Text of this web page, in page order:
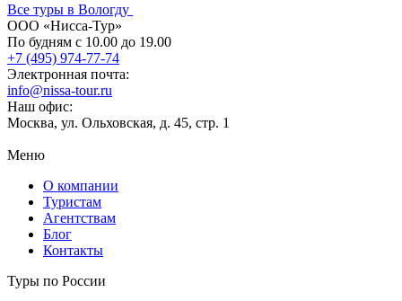
Все туры в Вологду
ООО «Нисса-Тур»
По будням с 10.00 до 19.00
+7 (495) 974-77-74
Электронная почта:
info@nissa-tour.ru
Наш офис:
Москва, ул. Ольховская, д. 45, стр. 1
Меню
О компании
Туристам
Агентствам
Блог
Контакты
Туры по России